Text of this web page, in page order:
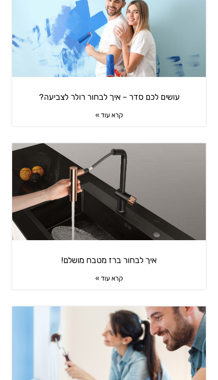
עושים לכם סדר – איך לבחור רולר לצביעה?
קרא עוד »
איך לבחור ברז מטבח מושלם!
קרא עוד »